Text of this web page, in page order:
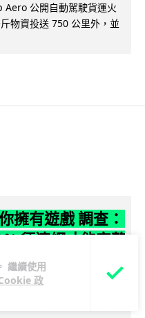
繼續使用
政
Aero 公開自動駕駛貨運火
物資投送 750 公里外，並
擁有遊戲 調查：
須連網才能完整
】有調查發現，34% PS5